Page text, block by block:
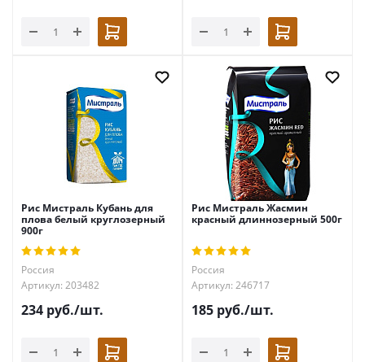
Рис Мистраль Кубань для
плова белый круглозерный
900г
Россия
Артикул: 203482
234 руб./шт.
Рис Мистраль Жасмин
красный длиннозерный 500г
Россия
Артикул: 246717
185 руб./шт.